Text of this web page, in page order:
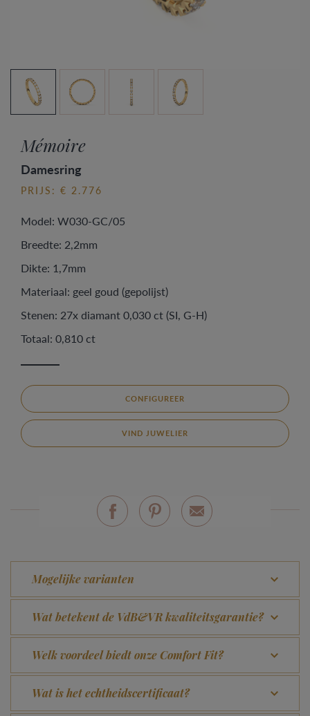
Mémoire
Damesring
PRIJS: € 2.776
Model: W030-GC/05
Breedte: 2,2mm
Dikte: 1,7mm
Materiaal: geel goud (gepolijst)
Stenen: 27x diamant 0,030 ct (SI, G-H)
Totaal: 0,810 ct
CONFIGUREER
VIND JUWELIER
Mogelijke varianten
Wat betekent de VdB&VR kwaliteitsgarantie?
Welk voordeel biedt onze Comfort Fit?
Wat is het echtheidscertificaat?